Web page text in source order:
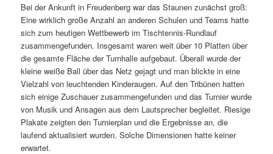
Bei der Ankunft in Freudenberg war das Staunen zunächst groß:
Eine wirklich große Anzahl an anderen Schulen und Teams hatte
sich zum heutigen Wettbewerb im Tischtennis-Rundlauf
zusammengefunden. Insgesamt waren weit über 10 Platten über
die gesamte Fläche der Turnhalle aufgebaut. Überall wurde der
kleine weiße Ball über das Netz gejagt und man blickte in eine
Vielzahl von leuchtenden Kinderaugen. Auf den Tribünen hatten
sich einige Zuschauer zusammengefunden und das Turnier wurde
von Musik und Ansagen aus dem Lautsprecher begleitet. Riesige
Plakate zeigten den Turnierplan und die Ergebnisse an, die
laufend aktualisiert wurden. Solche Dimensionen hatte keiner
erwartet.